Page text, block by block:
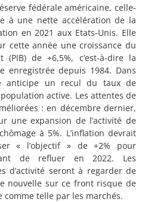
fédérale américaine, celle-
à une nette accélération de la
en 2021 aux Etats-Unis. Elle
cette année une croissance du
de +6,5%, c’est-à-dire la
enregistrée depuis 1984. Dans
anticipe un recul du taux de
active. Les attentes de
: en décembre dernier,
une expansion de l’activité de
à 5%. L’inflation devrait
« l’objectif » de +2% pour
de refluer en 2022. Les
d’activité seront à regarder de
nouvelle sur ce front risque de
comme telle par les marchés.